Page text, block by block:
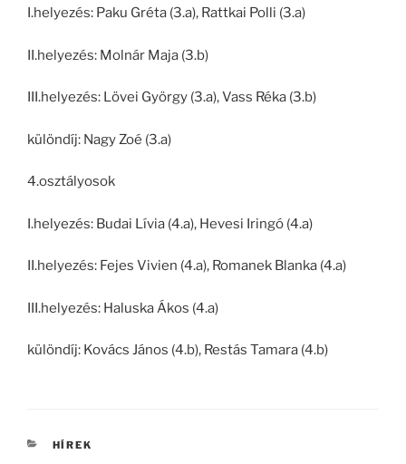
I.helyezés: Paku Gréta (3.a), Rattkai Polli (3.a)
II.helyezés: Molnár Maja (3.b)
III.helyezés: Lövei György (3.a), Vass Réka (3.b)
különdíj: Nagy Zoé (3.a)
4.osztályosok
I.helyezés: Budai Lívia (4.a), Hevesi Iringó (4.a)
II.helyezés: Fejes Vivien (4.a), Romanek Blanka (4.a)
III.helyezés: Haluska Ákos (4.a)
különdíj: Kovács János (4.b), Restás Tamara (4.b)
KATEGÓRIÁK
HÍREK